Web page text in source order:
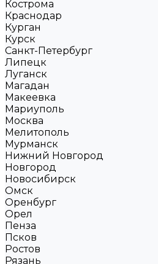
Кострома
Краснодар
Курган
Курск
Санкт-Петербург
Липецк
Луганск
Магадан
Макеевка
Мариуполь
Москва
Мелитополь
Мурманск
Нижний Новгород
Новгород
Новосибирск
Омск
Оренбург
Орел
Пенза
Псков
Ростов
Рязань